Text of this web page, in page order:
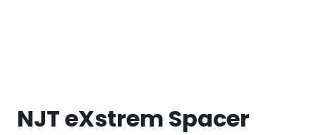
NJT eXstrem Spacer